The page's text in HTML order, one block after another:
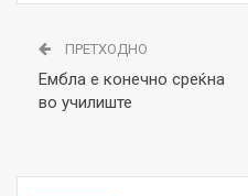
ПРЕТХОДНО
Ембла е конечно среќна
во училиште